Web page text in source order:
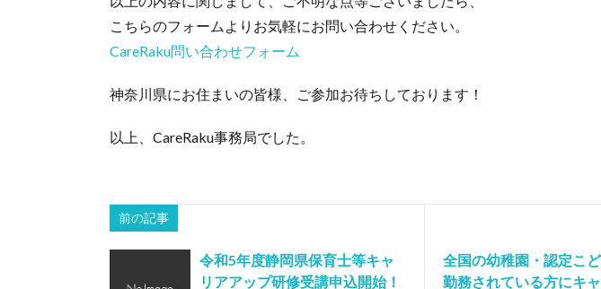
こちらのフォームよりお気軽にお問い合わせください。
CareRaku問い合わせフォーム
神奈川県にお住まいの皆様、ご参加お待ちしております！
以上、CareRaku事務局でした。
前の記事
令和5年度静岡県保育士等キャ
リアアップ研修受講申込開始！
全国の幼稚園・認定こ
勤務されている方にキ